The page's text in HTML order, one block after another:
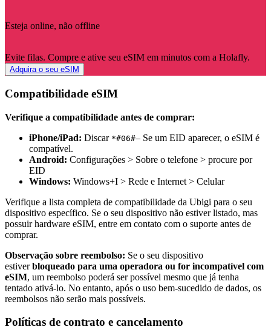
Esteja online, não offline
Evite filas. Compre e ative seu eSIM em minutos com a Holafly.
Adquira o seu eSIM
Compatibilidade eSIM
Verifique a compatibilidade antes de comprar:
iPhone/iPad: Discar *#06#– Se um EID aparecer, o eSIM é
compatível.
Android: Configurações > Sobre o telefone > procure por
EID
Windows: Windows+I > Rede e Internet > Celular
Verifique a lista completa de compatibilidade da Ubigi para o seu
dispositivo específico. Se o seu dispositivo não estiver listado, mas
possuir hardware eSIM, entre em contato com o suporte antes de
comprar.
Observação sobre reembolso: Se o seu dispositivo
estiverbloqueado para uma operadora ou for incompatível com
eSIM, um reembolso poderá ser possível mesmo que já tenha
tentado ativá-lo. No entanto, após o uso bem-sucedido de dados, os
reembolsos não serão mais possíveis.
Políticas de contrato e cancelamento